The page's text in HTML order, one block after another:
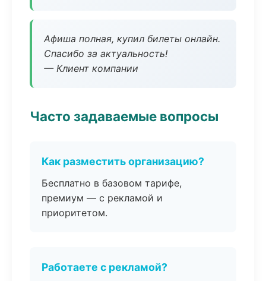
Афиша полная, купил билеты онлайн.
Спасибо за актуальность!
— Клиент компании
Часто задаваемые вопросы
Как разместить организацию?
Бесплатно в базовом тарифе,
премиум — с рекламой и
приоритетом.
Работаете с рекламой?